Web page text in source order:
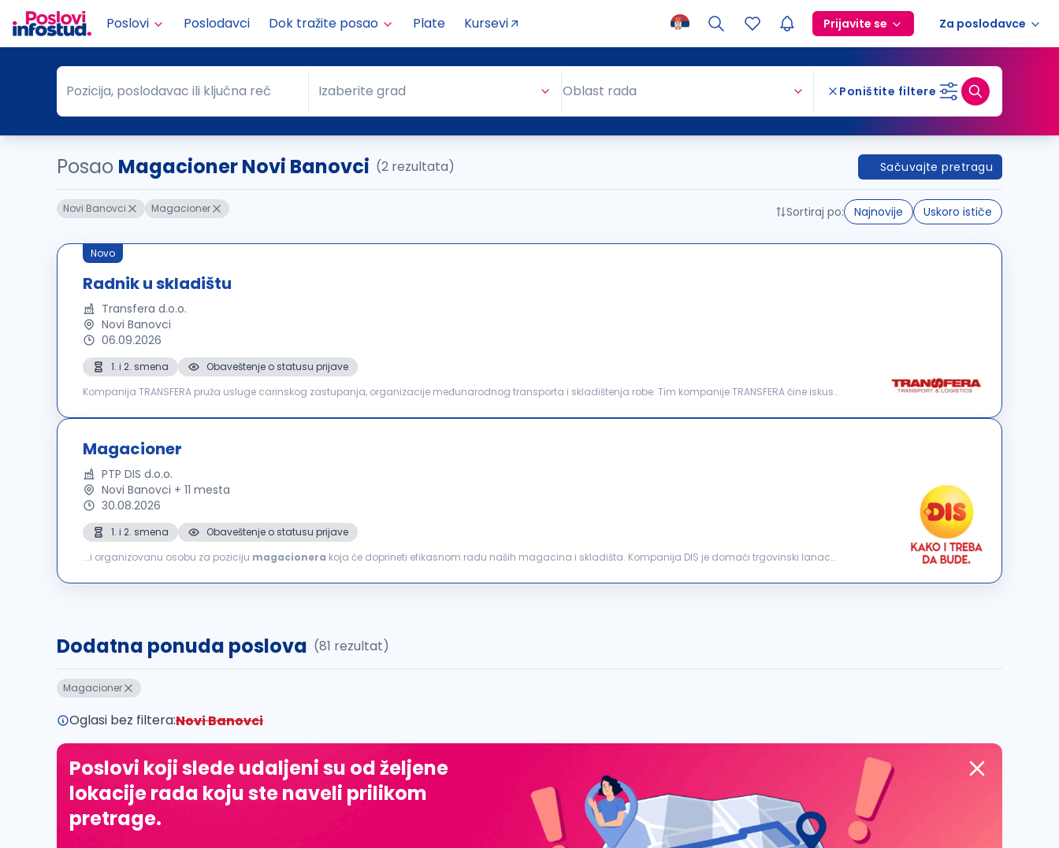
Poslovi Poslodavci Dok tražite posao Plate Kursevi Prijavite se Za poslodavce
Pozicija, poslodavac ili ključna reč
Pozicija, poslodavac ili ključna reč Grad
Izaberite grad Oblast rada Poništite filtere
Posao Magacioner Novi Banovci (2 rezultata) Sačuvajte pretragu
Novi Banovci Magacioner Sortiraj po: Najnovije Uskoro ističe
Novo
Radnik u skladištu
Transfera d.o.o.
Novi Banovci
06.09.2026
1. i 2. smena
Obaveštenje o statusu prijave
Kompanija TRANSFERA pruža usluge carinskog zastupanja, organizacije međunarodnog transporta i skladištenja robe. Tim kompanije TRANSFERA čine iskusni
Magacioner
PTP DIS d.o.o.
Novi Banovci + 11 mesta
30.08.2026
1. i 2. smena
Obaveštenje o statusu prijave
...i organizovanu osobu za poziciju magacionera koja će doprineti efikasnom radu naših magacina i skladišta. Kompanija DIS je domaći trgovinski lanac
Dodatna ponuda poslova (81 rezultat)
Magacioner
Oglasi bez filtera:Novi Banovci
Poslovi koji slede udaljeni su od željene
lokacije rada koju ste naveli prilikom
pretrage.